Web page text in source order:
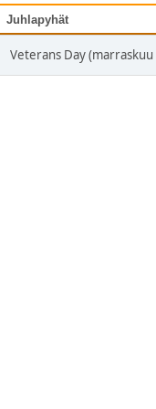
Juhlapyhät
Veterans Day (marraskuu